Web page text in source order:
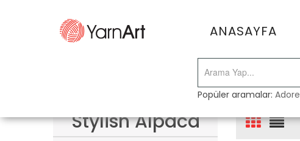
ANASAYFA
Popüler aramalar:Adore
Stylish Alpaca